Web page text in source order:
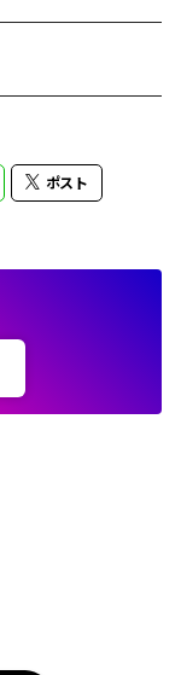
ポスト